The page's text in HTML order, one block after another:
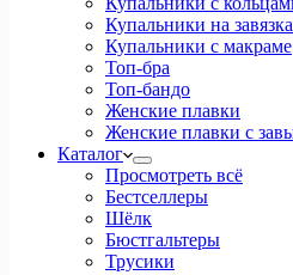
Купальники на
Купальники с макраме
Топ-бра
Топ-бандо
Женские плавки
Женские плавки с
Каталог
Просмотреть всё
Бестселлеры
Шёлк
Бюстгальтеры
Трусики